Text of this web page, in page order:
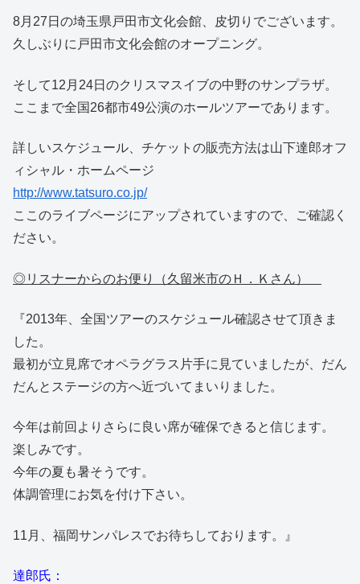
8月27日の埼玉県戸田市文化会館、皮切りでございます。
久しぶりに戸田市文化会館のオープニング。
そして12月24日のクリスマスイブの中野のサンプラザ。
ここまで全国26都市49公演のホールツアーであります。
詳しいスケジュール、チケットの販売方法は山下達郎オフ
ィシャル・ホームページ
http://www.tatsuro.co.jp/
ここのライブページにアップされていますので、ご確認く
ださい。
◎リスナーからのお便り（久留米市のＨ．Ｋさん）
『2013年、全国ツアーのスケジュール確認させて頂きま
した。
最初が立見席でオペラグラス片手に見ていましたが、だん
だんとステージの方へ近づいてまいりました。
今年は前回よりさらに良い席が確保できると信じます。
楽しみです。
今年の夏も暑そうです。
体調管理にお気を付け下さい。
11月、福岡サンパレスでお待ちしております。』
達郎氏：